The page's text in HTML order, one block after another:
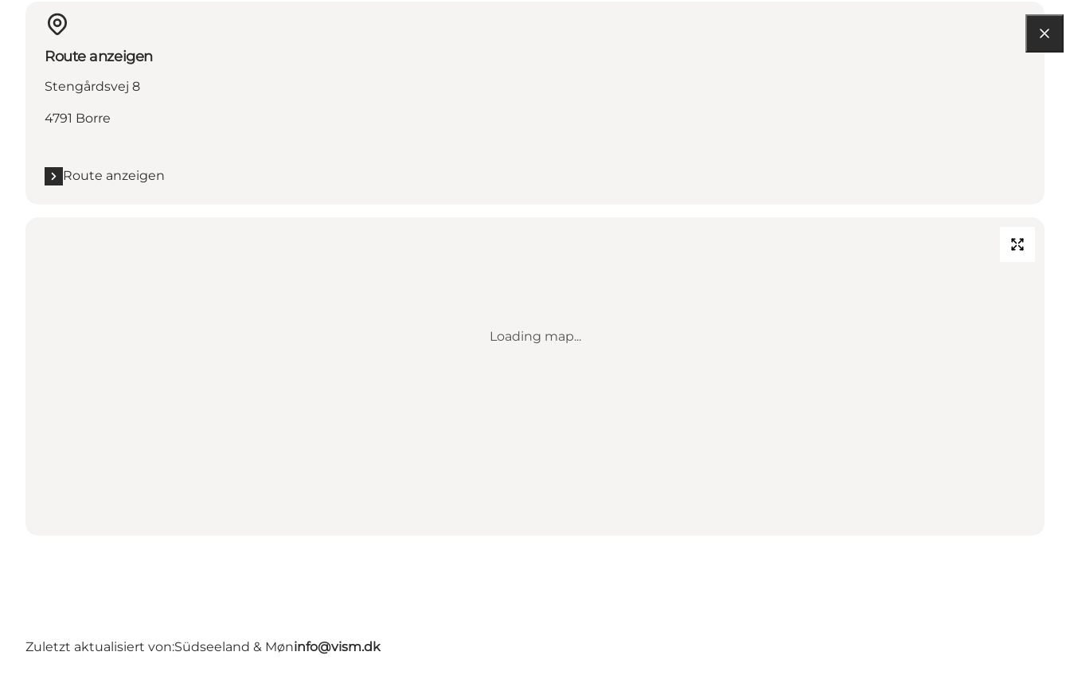
Route anzeigen
Stengårdsvej 8
4791 Borre
Route anzeigen
Loading map...
Zuletzt aktualisiert von:Südseeland & Møninfo@vism.dk